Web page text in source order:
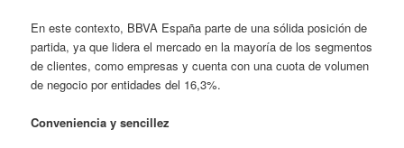
En este contexto, BBVA España parte de una sólida posición de
partida, ya que lidera el mercado en la mayoría de los segmentos
de clientes, como empresas y cuenta con una cuota de volumen
de negocio por entidades del 16,3%.
Conveniencia y sencillez